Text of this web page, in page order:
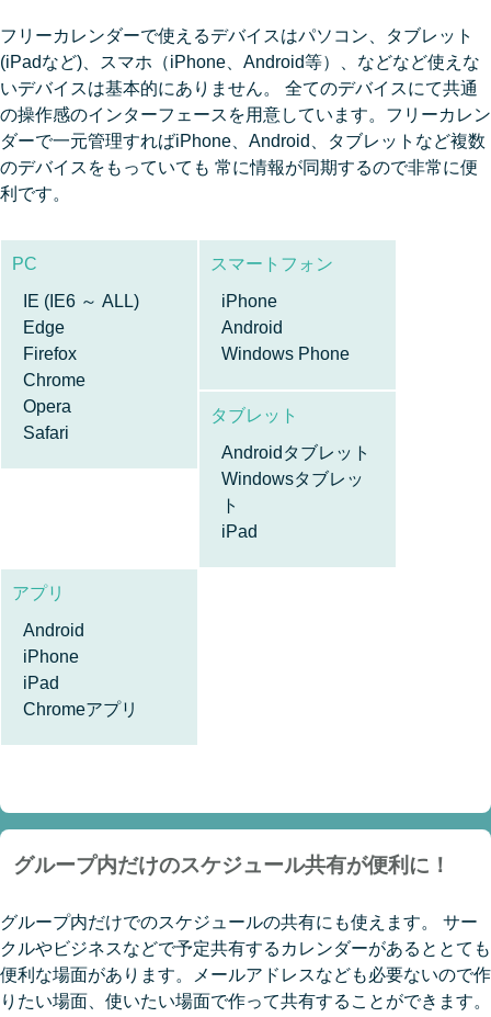
フリーカレンダーで使えるデバイスはパソコン、タブレット
(iPadなど)、スマホ（iPhone、Android等）、などなど使えな
いデバイスは基本的にありません。 全てのデバイスにて共通
の操作感のインターフェースを用意しています。フリーカレン
ダーで一元管理すればiPhone、Android、タブレットなど複数
のデバイスをもっていても 常に情報が同期するので非常に便
利です。
PC
IE (IE6 ～ ALL)
Edge
Firefox
Chrome
Opera
Safari
スマートフォン
iPhone
Android
Windows Phone
タブレット
Androidタブレット
Windowsタブレッ
ト
iPad
アプリ
Android
iPhone
iPad
Chromeアプリ
グループ内だけのスケジュール共有が便利に！
グループ内だけでのスケジュールの共有にも使えます。 サー
クルやビジネスなどで予定共有するカレンダーがあるととても
便利な場面があります。メールアドレスなども必要ないので作
りたい場面、使いたい場面で作って共有することができます。